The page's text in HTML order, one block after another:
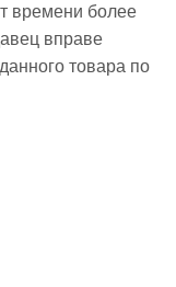
времени более
вправе
товара по